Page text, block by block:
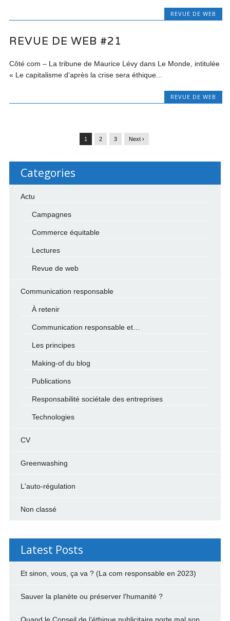
REVUE DE WEB
REVUE DE WEB #21
Côté com – La tribune de Maurice Lévy dans Le Monde, intitulée
« Le capitalisme d’après la crise sera éthique...
REVUE DE WEB
1 2 3 Next ›
Categories
Actu
Campagnes
Commerce équitable
Lectures
Revue de web
Communication responsable
À retenir
Communication responsable et…
Les principes
Making-of du blog
Publications
Responsabilité sociétale des entreprises
Technologies
CV
Greenwashing
L'auto-régulation
Non classé
Latest Posts
Et sinon, vous, ça va ? (La com responsable en 2023)
Sauver la planète ou préserver l'humanité ?